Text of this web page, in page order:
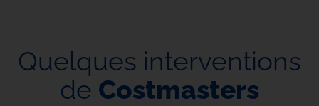
Quelques interventions
de Costmasters